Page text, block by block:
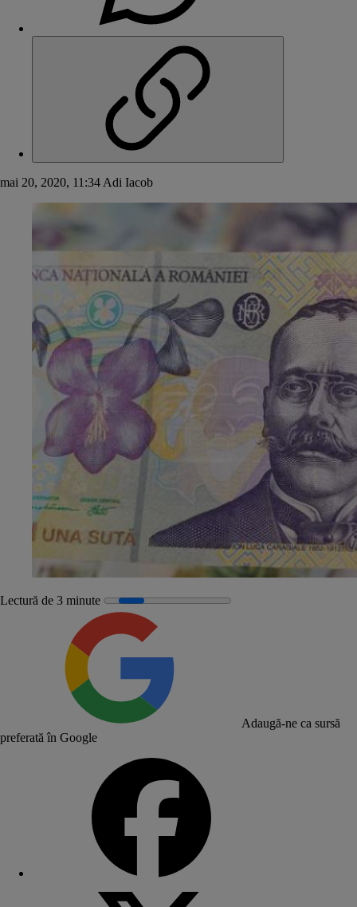
mai 20, 2020, 11:34 Adi Iacob
Lectură de 3 minute
Adaugă-ne ca sursă
preferată în Google